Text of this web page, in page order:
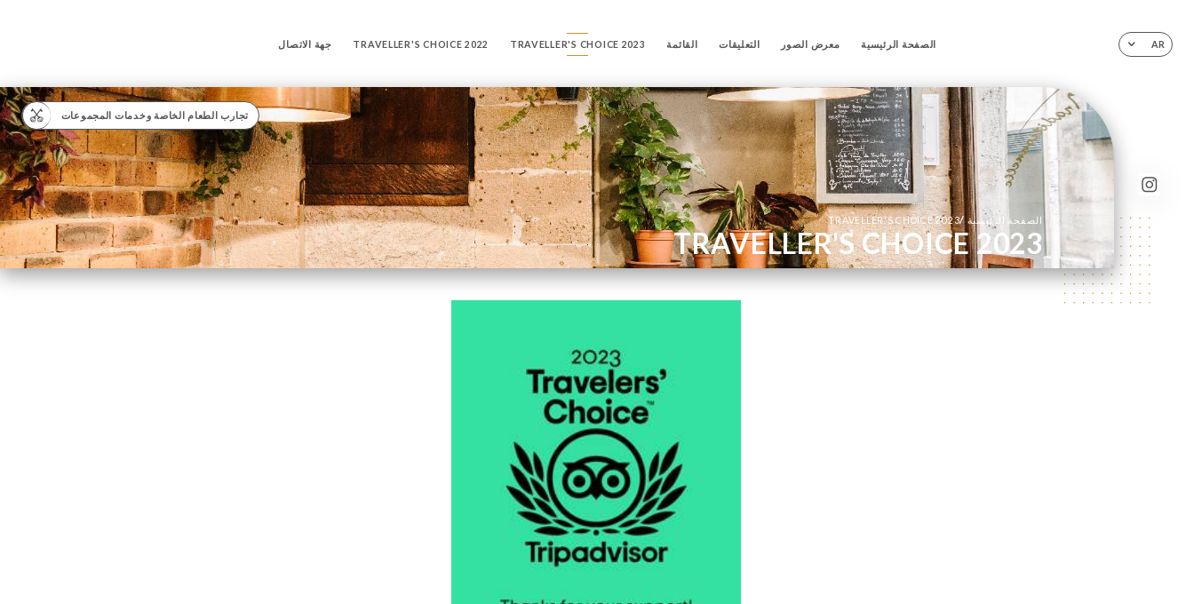
AR الصفحة الرئيسية معرض الصور التعليقات القائمة TRAVELLER'S CHOICE 2023
TRAVELLER'S CHOICE 2022 جهة الاتصال
تجارب الطعام الخاصة وخدمات المجموعات
الصفحة الرئيسية/
TRAVELLER'S CHOICE 2023
TRAVELLER'S CHOICE 2023